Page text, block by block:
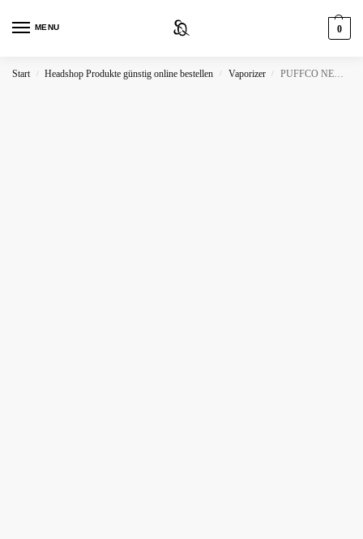
MENU 0
Start / Headshop Produkte günstig online bestellen / Vaporizer / PUFFCO NEW PEAK